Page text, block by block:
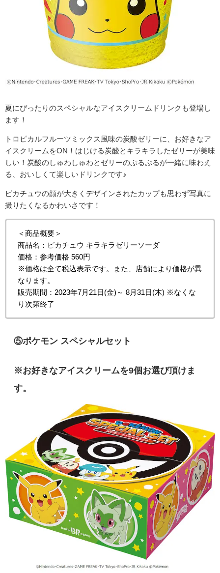
夏にぴったりのスペシャルなアイスクリームドリンクも登場し
ます！
トロピカルフルーツミックス風味の炭酸ゼリーに、お好きなア
イスクリームをON！はじける炭酸とキラキラしたゼリーが美味
しい！炭酸のしゅわしゅわとゼリーのぷるぷるが一緒に味わえ
る、おいしくて楽しいドリンクです♪
ピカチュウの顔が大きくデザインされたカップも思わず写真に
撮りたくなるかわいさです！
＜商品概要＞
商品名：ピカチュウ キラキラゼリーソーダ
価格：参考価格 560円
※価格は全て税込表示です。また、店舗により価格が異
なります。
販売期間：2023年7月21日(金)～ 8月31日(木) ※なくな
り次第終了
⑤ポケモン スペシャルセット
※お好きなアイスクリームを9個お選び頂けま
す。